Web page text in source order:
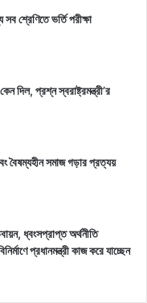
শ্রেণিতে ভর্তি পরীক্ষা
দিল, প্রশ্ন স্বরাষ্ট্রমন্ত্রী’র
বৈষম্যহীন সমাজ গড়ার প্রত্যয়
ধ্বংসপ্রাপ্ত অর্থনীতি
প্রধানমন্ত্রী কাজ করে যাচ্ছেন